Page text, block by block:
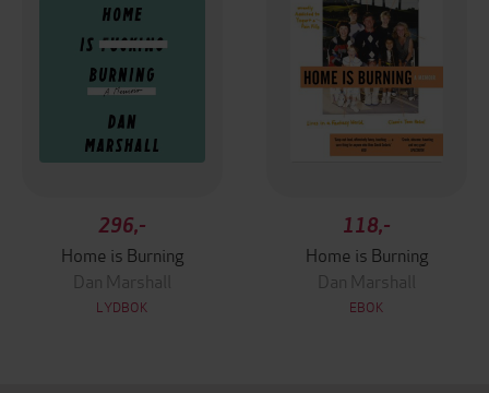
296,-
Home is Burning
Dan Marshall
LYDBOK
118,-
Home is Burning
Dan Marshall
EBOK